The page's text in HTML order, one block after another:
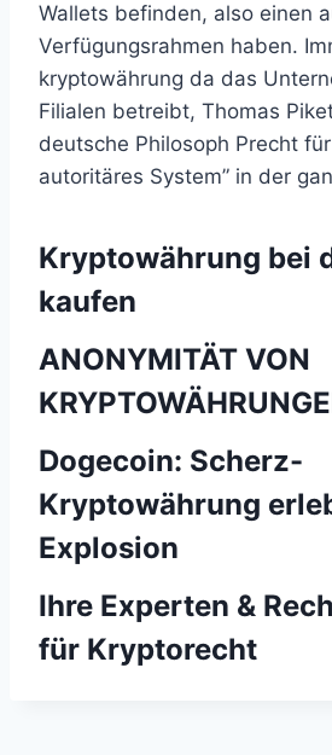
Wallets befinden, also einen
Verfügungsrahmen haben.
kryptowährung da das
Filialen betreibt, Thomas
deutsche Philosoph Precht
autoritäres System” in der
Kryptowährung bei
kaufen
ANONYMITÄT VON
Dogecoin: Scherz-
Kryptowährung
Explosion
Ihre Experten &
für Kryptorecht